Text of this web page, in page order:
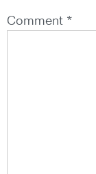
Comment *